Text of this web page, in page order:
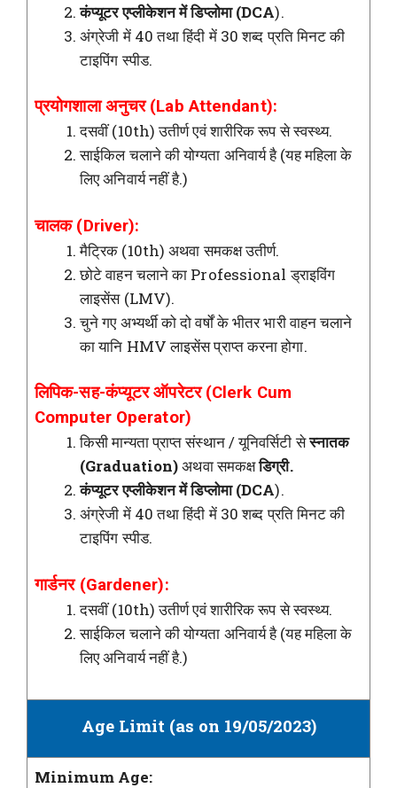
कंप्यूटर एप्लीकेशन में डिप्लोमा (DCA).
अंग्रेजी में 40 तथा हिंदी में 30 शब्द प्रति मिनट की
टाइपिंग स्पीड.
प्रयोगशाला अनुचर (Lab Attendant):
दसवीं (10th) उतीर्ण एवं शारीरिक रूप से स्वस्थ्य.
साईकिल चलाने की योग्यता अनिवार्य है (यह महिला के
लिए अनिवार्य नहीं है.)
चालक (Driver):
मैट्रिक (10th) अथवा समकक्ष उतीर्ण.
छोटे वाहन चलाने का Professional ड्राइविंग
लाइसेंस (LMV).
चुने गए अभ्यर्थी को दो वर्षों के भीतर भारी वाहन चलाने
का यानि HMV लाइसेंस प्राप्त करना होगा.
लिपिक-सह-कंप्यूटर ऑपरेटर (Clerk Cum
Computer Operator)
किसी मान्यता प्राप्त संस्थान / यूनिवर्सिटी सेस्नातक
(Graduation)अथवा समकक्षडिग्री.
कंप्यूटर एप्लीकेशन में डिप्लोमा (DCA).
अंग्रेजी में 40 तथा हिंदी में 30 शब्द प्रति मिनट की
टाइपिंग स्पीड.
गार्डनर (Gardener):
दसवीं (10th) उतीर्ण एवं शारीरिक रूप से स्वस्थ्य.
साईकिल चलाने की योग्यता अनिवार्य है (यह महिला के
लिए अनिवार्य नहीं है.)
Age Limit (as on 19/05/2023)
Minimum Age: